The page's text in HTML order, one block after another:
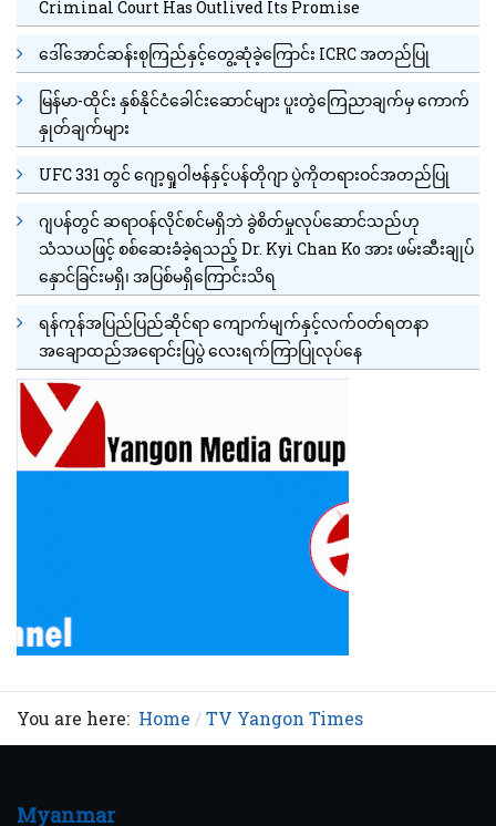
Criminal Court Has Outlived Its Promise
ဒေါ်အောင်ဆန်းစုကြည်နှင့်တွေ့ဆုံခဲ့ကြောင်း ICRC အတည်ပြု
မြန်မာ-ထိုင်း နှစ်နိုင်ငံခေါင်းဆောင်များ ပူးတွဲကြေညာချက်မှ ကောက်
နှုတ်ချက်များ
UFC 331 တွင် ဂျော့ရှုဝါဗန်နှင့်ပန်တိုဂျာ ပွဲကိုတရားဝင်အတည်ပြု
ဂျပန်တွင် ဆရာဝန်လိုင်စင်မရှိဘဲ ခွဲစိတ်မှုလုပ်ဆောင်သည်ဟု
သံသယဖြင့် စစ်ဆေးခံခဲ့ရသည့် Dr. Kyi Chan Ko အား ဖမ်းဆီးချုပ်
နှောင်ခြင်းမရှိ၊ အပြစ်မရှိကြောင်းသိရ
ရန်ကုန်အပြည်ပြည်ဆိုင်ရာ ကျောက်မျက်နှင့်လက်ဝတ်ရတနာ
အချောထည်အရောင်းပြပွဲ လေးရက်ကြာပြုလုပ်နေ
You are here: Home TV Yangon Times
Myanmar